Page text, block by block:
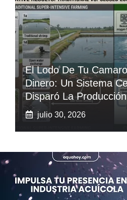
El Lodo De Tu
Dinero: Un Sistema
Disparó La
julio 30, 2026